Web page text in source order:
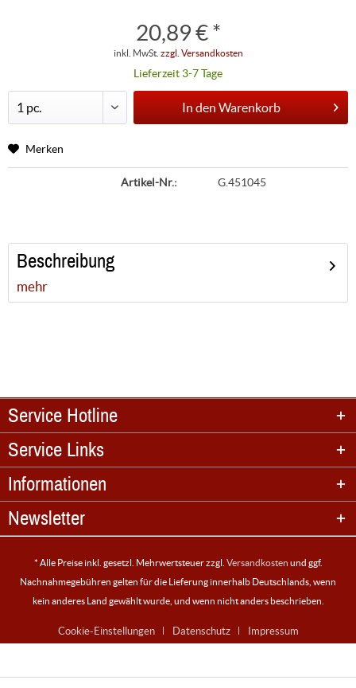
20,89 € *
inkl. MwSt. zzgl. Versandkosten
Lieferzeit 3-7 Tage
In den Warenkorb
Merken
Artikel-Nr.: G.451045
Beschreibung
mehr
Service Hotline
Service Links
Informationen
Newsletter
* Alle Preise inkl. gesetzl. Mehrwertsteuer zzgl. Versandkosten und ggf.
Nachnahmegebühren gelten für die Lieferung innerhalb Deutschlands, wenn
kein anderes Land gewählt wurde, und wenn nicht anders beschrieben.
Cookie-Einstellungen Datenschutz Impressum